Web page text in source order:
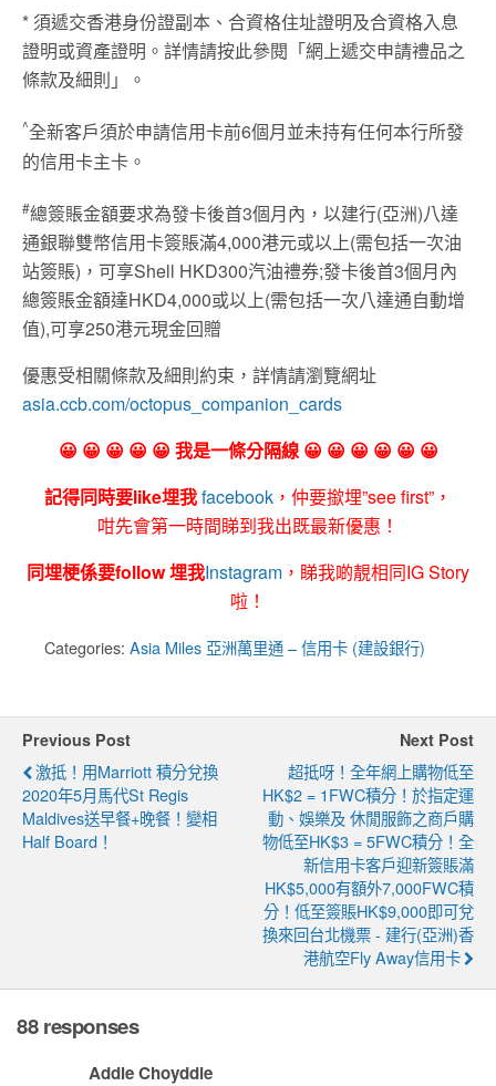
* 須遞交香港身份證副本、合資格住址證明及合資格入息
證明或資產證明。詳情請按此參閱「網上遞交申請禮品之
條款及細則」。
^全新客戶須於申請信用卡前6個月並未持有任何本行所發
的信用卡主卡。
#總簽賬金額要求為發卡後首3個月內，以建行(亞洲)八達
通銀聯雙幣信用卡簽賬滿4,000港元或以上(需包括一次油
站簽賬)，可享Shell HKD300汽油禮券;發卡後首3個月內
總簽賬金額達HKD4,000或以上(需包括一次八達通自動增
值),可享250港元現金回贈
優惠受相關條款及細則約束，詳情請瀏覽網址
asia.ccb.com/octopus_companion_cards
😀 😀 😀 😀 😀 我是一條分隔線 😀 😀 😀 😀 😀 😀
記得同時要like埋我facebook ，仲要撳埋”see first”，
咁先會第一時間睇到我出既最新優惠！
同埋梗係要follow 埋我Instagram ，睇我啲靚相同IG Story
啦！
Categories: Asia Miles 亞洲萬里通 – 信用卡 (建設銀行)
Previous Post
激抵！用Marriott 積分兌換
2020年5月馬代St Regis
Maldives送早餐+晚餐！變相
Half Board！
Next Post
超抵呀！全年網上購物低至
HK$2 = 1FWC積分！於指定運
動、娛樂及 休閒服飾之商戶購
物低至HK$3 = 5FWC積分！全
新信用卡客戶迎新簽賬滿
HK$5,000有額外7,000FWC積
分！低至簽賬HK$9,000即可兌
換來回台北機票 - 建行(亞洲)香
港航空Fly Away信用卡
88 responses
Addie Choyddie